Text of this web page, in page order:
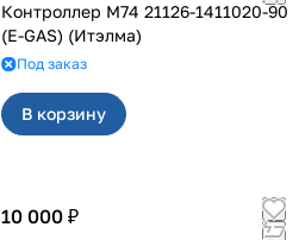
Контроллер М74 21126-1411020-90
(E-GAS) (Итэлма)
Под заказ
В корзину
10 000 ₽